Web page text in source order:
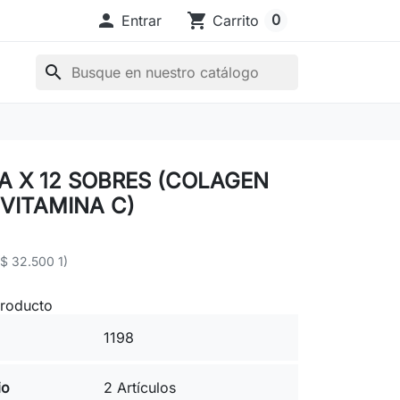
 Entrar shopping_cart Carrito 0
search
X 12 SOBRES (COLAGEN
C)
32.500 1)
1198
2 Artículos